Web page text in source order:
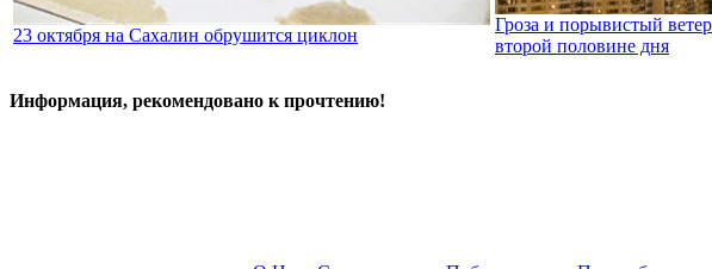
23 октября на Сахалин обрушится циклон
Гроза и порывистый
второй половине дня
Информация, рекомендовано к прочтению!